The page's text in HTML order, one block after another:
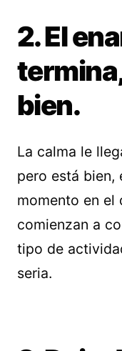
2. El
bien.
La calma le
pero está bien,
momento en el
comienzan a
tipo de
seria.